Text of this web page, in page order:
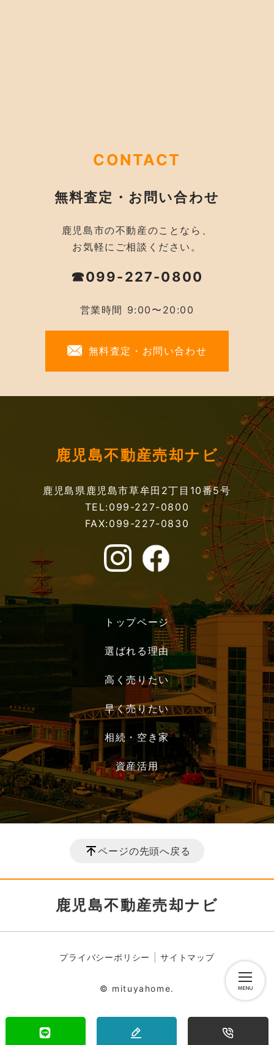
CONTACT
無料査定・お問い合わせ
鹿児島市の不動産のことなら、
お気軽にご相談ください。
☎099-227-0800
営業時間 9:00〜20:00
無料査定・お問い合わせ
鹿児島不動産売却ナビ
鹿児島県鹿児島市草牟田2丁目10番5号
TEL:099-227-0800
FAX:099-227-0830
トップページ
選ばれる理由
高く売りたい
早く売りたい
相続・空き家
資産活用
ページの先頭へ戻る
鹿児島不動産売却ナビ
プライバシーポリシー サイトマップ
© mituyahome.